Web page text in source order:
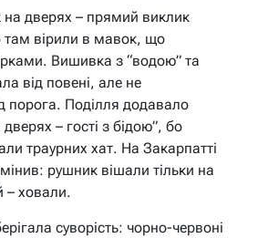
на дверях – прямий виклик
там вірили в мавок, що
Вишивка з “водою” та
від повені, але не
порога. Поділля додавало
– гості з бідою”, бо
траурних хат. На Закарпатті
рушник вішали тільки на
– ховали.
суворість: чорно-червоні